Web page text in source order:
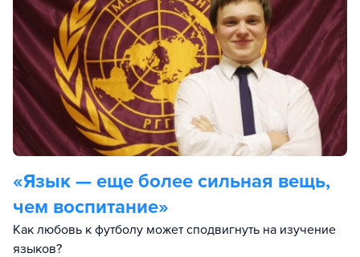
«Язык — еще более сильная вещь,
чем воспитание»
Как любовь к футболу может сподвигнуть на изучение
языков?